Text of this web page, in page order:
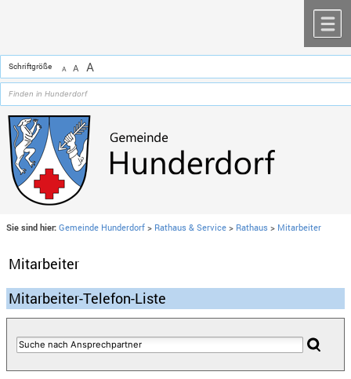
Schriftgröße A A A
Sie sind hier: Gemeinde Hunderdorf > Rathaus & Service > Rathaus > Mitarbeiter
Mitarbeiter
Mitarbeiter-Telefon-Liste